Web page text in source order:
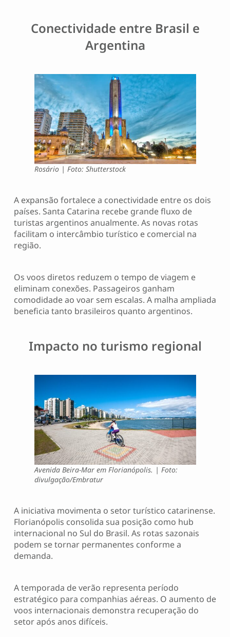
Conectividade entre Brasil e
Argentina
Rosário | Foto: Shutterstock
A expansão fortalece a conectividade entre os dois
países. Santa Catarina recebe grande fluxo de
turistas argentinos anualmente. As novas rotas
facilitam o intercâmbio turístico e comercial na
região.
Os voos diretos reduzem o tempo de viagem e
eliminam conexões. Passageiros ganham
comodidade ao voar sem escalas. A malha ampliada
beneficia tanto brasileiros quanto argentinos.
Impacto no turismo regional
Avenida Beira-Mar em Florianópolis. | Foto:
divulgação/Embratur
A iniciativa movimenta o setor turístico catarinense.
Florianópolis consolida sua posição como hub
internacional no Sul do Brasil. As rotas sazonais
podem se tornar permanentes conforme a
demanda.
A temporada de verão representa período
estratégico para companhias aéreas. O aumento de
voos internacionais demonstra recuperação do
setor após anos difíceis.